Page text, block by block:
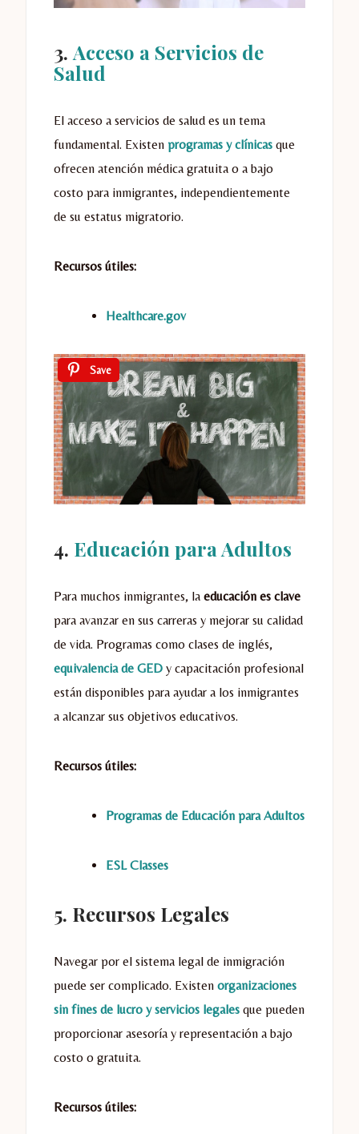
3. Acceso a Servicios de
Salud
El acceso a servicios de salud es un tema
fundamental. Existen programas y clínicas que
ofrecen atención médica gratuita o a bajo
costo para inmigrantes, independientemente
de su estatus migratorio.
Recursos útiles:
Healthcare.gov
Save
4. Educación para Adultos
Para muchos inmigrantes, la educación es clave
para avanzar en sus carreras y mejorar su calidad
de vida. Programas como clases de inglés,
equivalencia de GED y capacitación profesional
están disponibles para ayudar a los inmigrantes
a alcanzar sus objetivos educativos.
Recursos útiles:
Programas de Educación para Adultos
ESL Classes
5. Recursos Legales
Navegar por el sistema legal de inmigración
puede ser complicado. Existen organizaciones
sin fines de lucro y servicios legales que pueden
proporcionar asesoría y representación a bajo
costo o gratuita.
Recursos útiles: